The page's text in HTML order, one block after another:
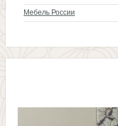
Мебель России